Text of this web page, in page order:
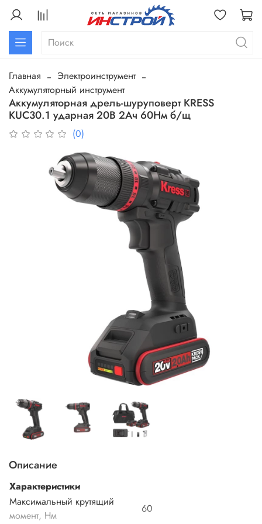
Главная
Электроинструмент
Аккумуляторный инструмент
Аккумуляторная дрель-шуруповерт KRESS
KUC30.1 ударная 20В 2Ач 60Нм б/щ
(0)
Описание
Характеристики
Максимальный крутящий
момент, Нм
60